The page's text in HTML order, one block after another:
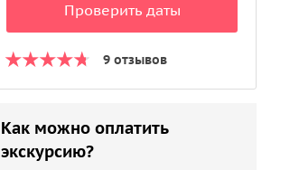
Проверить даты
9 отзывов
Как можно оплатить
экскурсию?